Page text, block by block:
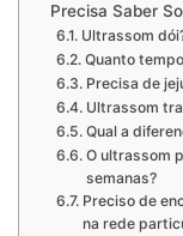
Precisa Saber
Ultrassom
Quanto
Precisa de
Ultrassom
Qual a
O ultrassom
semanas?
Preciso de
na rede